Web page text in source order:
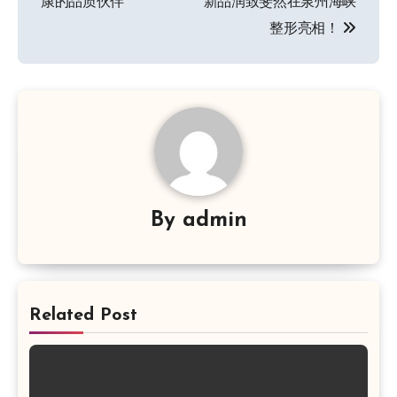
航
整形亮相！
By admin
Related Post